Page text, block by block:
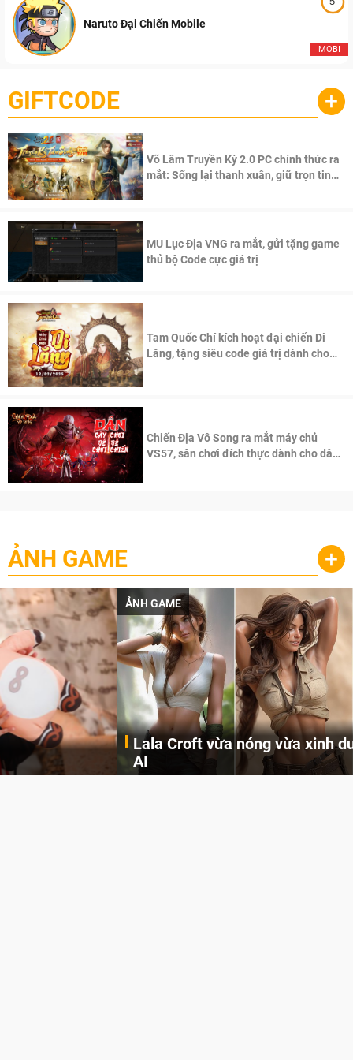
MOBI
Naruto Đại Chiến Mobile
GIFTCODE +
Võ Lâm Truyền Kỳ 2.0 PC chính thức ra
mắt: Sống lại thanh xuân, giữ trọn tinh
MU Lục Địa VNG ra mắt, gửi tặng game
thủ bộ Code cực giá trị
Tam Quốc Chí kích hoạt đại chiến Di
Lăng, tặng siêu code giá trị dành cho
Chiến Địa Vô Song ra mắt máy chủ
VS57, sân chơi đích thực dành cho dân
ẢNH GAME +
ẢNH GAME
Lala Croft vừa nóng vừa xinh dưới nét vẽ của
AI